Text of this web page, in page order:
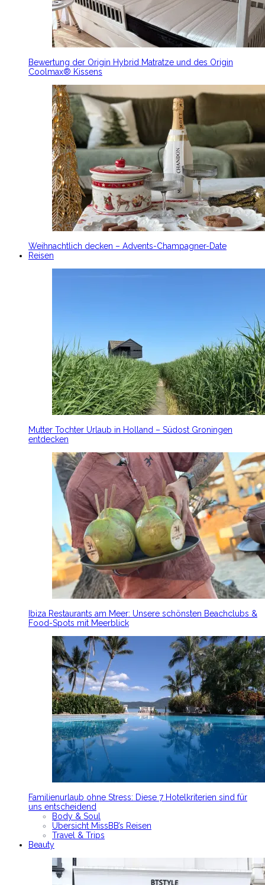
Bewertung der Origin Hybrid Matratze und des Origin
Coolmax® Kissens
Weihnachtlich decken – Advents-Champagner-Date
Reisen
Mutter Tochter Urlaub in Holland – Südost Groningen
entdecken
Ibiza Restaurants am Meer: Unsere schönsten Beachclubs &
Food-Spots mit Meerblick
Familienurlaub ohne Stress: Diese 7 Hotelkriterien sind für
uns entscheidend
Body & Soul
Übersicht MissBB’s Reisen
Travel & Trips
Beauty